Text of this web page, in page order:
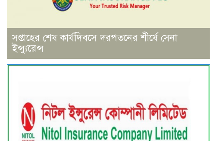
সপ্তাহের শেষ কার্যদিবসে দরপতনের শীর্ষে সেনা
ইন্স্যুরেন্স